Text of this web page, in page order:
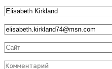
Имя
*
Email
*
Сайт
Комментарий